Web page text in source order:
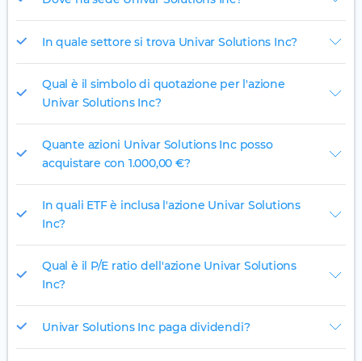
In quale settore si trova Univar Solutions Inc?
Qual è il simbolo di quotazione per l'azione
Univar Solutions Inc?
Quante azioni Univar Solutions Inc posso
acquistare con 1.000,00 €?
In quali ETF è inclusa l'azione Univar Solutions
Inc?
Qual è il P/E ratio dell'azione Univar Solutions
Inc?
Univar Solutions Inc paga dividendi?